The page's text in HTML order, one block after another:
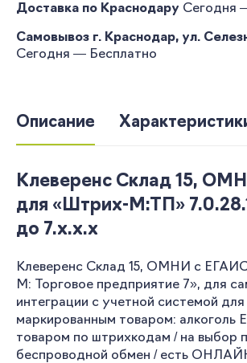
Доставка по Краснодару Сегодня
Самовывоз г. Краснодар, ул.
Сегодня — Бесплатно
Описание
Клеверенс Склад 15,
для «Штрих-М:ТП»
до 7.x.x.x
Клеверенс Склад 15, ОМНИ c
М: Торговое предприятие 7», для
интеграции с учетной системой
маркированным товаром: алкоголь
товаром по штрихкодам / на выбор
беспроводной обмен / есть